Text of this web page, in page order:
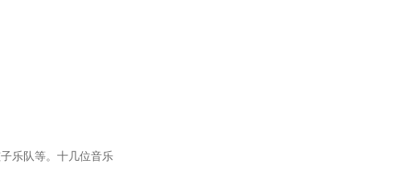
乐队等。十几位音乐